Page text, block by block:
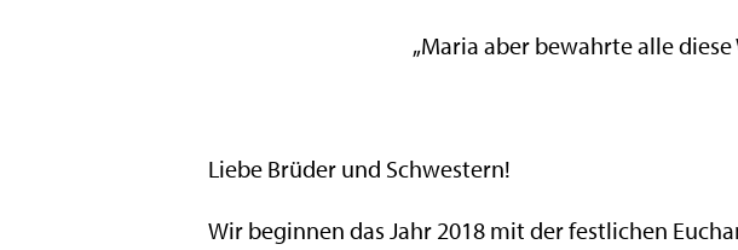
„Maria aber bewahrte alle
Liebe Brüder und Schwestern!
Wir beginnen das Jahr 2018 mit der festlichen